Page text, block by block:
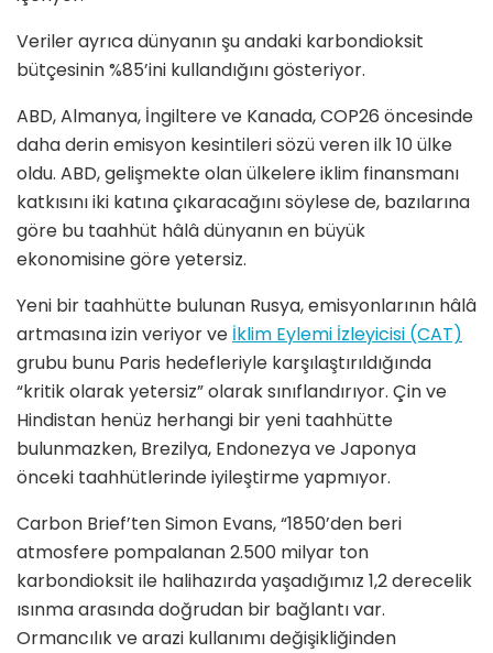
Veriler ayrıca dünyanın şu andaki karbondioksit
bütçesinin %85’ini kullandığını gösteriyor.
ABD, Almanya, İngiltere ve Kanada, COP26 öncesinde
daha derin emisyon kesintileri sözü veren ilk 10 ülke
oldu. ABD, gelişmekte olan ülkelere iklim finansmanı
katkısını iki katına çıkaracağını söylese de, bazılarına
göre bu taahhüt hâlâ dünyanın en büyük
ekonomisine göre yetersiz.
Yeni bir taahhütte bulunan Rusya, emisyonlarının hâlâ
artmasına izin veriyor ve İklim Eylemi İzleyicisi (CAT)
grubu bunu Paris hedefleriyle karşılaştırıldığında
“kritik olarak yetersiz” olarak sınıflandırıyor. Çin ve
Hindistan henüz herhangi bir yeni taahhütte
bulunmazken, Brezilya, Endonezya ve Japonya
önceki taahhütlerinde iyileştirme yapmıyor.
Carbon Brief’ten Simon Evans, “1850’den beri
atmosfere pompalanan 2.500 milyar ton
karbondioksit ile halihazırda yaşadığımız 1,2 derecelik
ısınma arasında doğrudan bir bağlantı var.
Ormancılık ve arazi kullanımı değişikliğinden